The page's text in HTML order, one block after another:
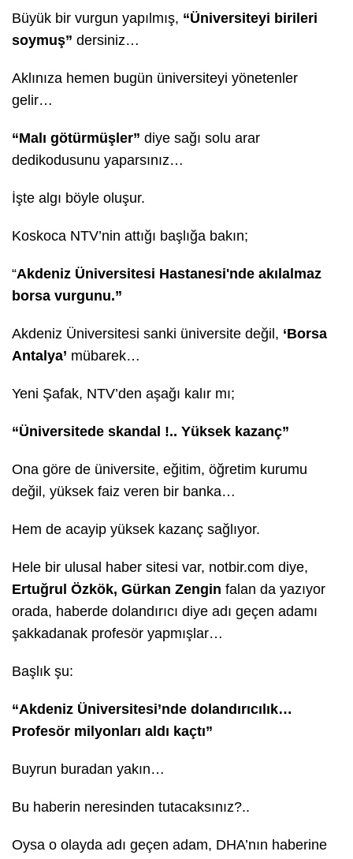
Büyük bir vurgun yapılmış, “Üniversiteyi birileri
soymuş” dersiniz…
Aklınıza hemen bugün üniversiteyi yönetenler
gelir…
“Malı götürmüşler” diye sağı solu arar
dedikodusunu yaparsınız…
İşte algı böyle oluşur.
Koskoca NTV’nin attığı başlığa bakın;
“Akdeniz Üniversitesi Hastanesi'nde akılalmaz
borsa vurgunu.”
Akdeniz Üniversitesi sanki üniversite değil, ‘Borsa
Antalya’ mübarek…
Yeni Şafak, NTV’den aşağı kalır mı;
“Üniversitede skandal !.. Yüksek kazanç”
Ona göre de üniversite, eğitim, öğretim kurumu
değil, yüksek faiz veren bir banka…
Hem de acayip yüksek kazanç sağlıyor.
Hele bir ulusal haber sitesi var, notbir.com diye,
Ertuğrul Özkök, Gürkan Zengin falan da yazıyor
orada, haberde dolandırıcı diye adı geçen adamı
şakkadanak profesör yapmışlar…
Başlık şu:
“Akdeniz Üniversitesi’nde dolandırıcılık…
Profesör milyonları aldı kaçtı”
Buyrun buradan yakın…
Bu haberin neresinden tutacaksınız?..
Oysa o olayda adı geçen adam, DHA’nın haberine